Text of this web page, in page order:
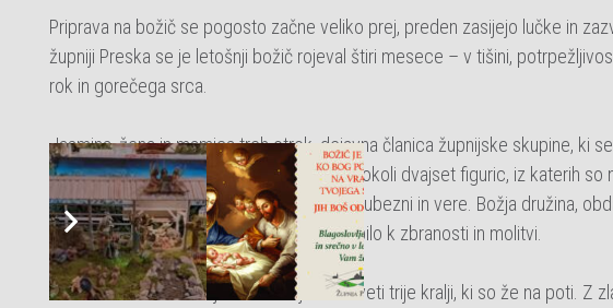
Priprava na božič se pogosto začne veliko prej, preden zasijejo lučke in
župniji Preska se je letošnji božič rojeval štiri mesece – v tišini,
rok in gorečega srca.
Jasmina, žena in mamica treh otrok, dejavna članica župnijske skupine, ki
pletene izdelke, je v tem času nakvačkala okoli dvajset figuric, iz katerih
nosi v sebi zgodbo – zgodbo vztrajnosti, ljubezni in vere. Božja družina,
– že stoji v središču prizora kot tiho povabilo k zbranosti in molitvi.
Posebno mesto v teh jaslicah imajo tudi sveti trije kralji, ki so že na poti. Z